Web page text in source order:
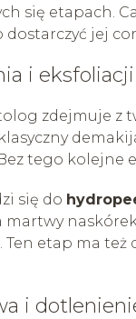
się etapach.
jej
i eksfoliacji
zdejmuje z
tego kolejne
się do
martwy
etap ma też
i